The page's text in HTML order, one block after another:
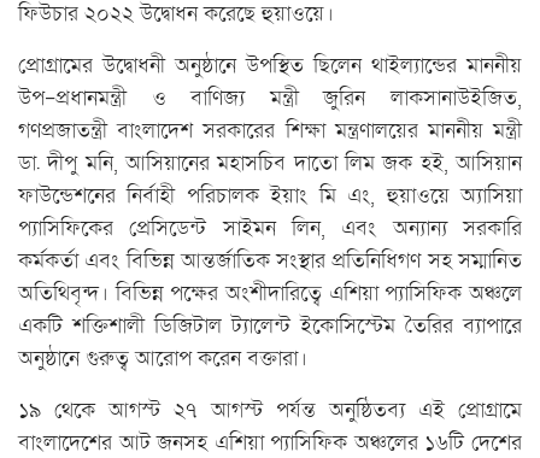
ফিউচার ২০২২ উদ্বোধন করেছে হুয়াওয়ে।
প্রোগ্রামের উদ্বোধনী অনুষ্ঠানে উপস্থিত ছিলেন থাইল্যান্ডের মাননীয়
উপ-প্রধানমন্ত্রী ও বাণিজ্য মন্ত্রী জুরিন লাকসানাউইজিত,
গণপ্রজাতন্ত্রী বাংলাদেশ সরকারের শিক্ষা মন্ত্রণালয়ের মাননীয় মন্ত্রী
ডা. দীপু মনি, আসিয়ানের মহাসচিব দাতো লিম জক হই, আসিয়ান
ফাউন্ডেশনের নির্বাহী পরিচালক ইয়াং মি এং, হুয়াওয়ে অ্যাসিয়া
প্যাসিফিকের প্রেসিডেন্ট সাইমন লিন, এবং অন্যান্য সরকারি
কর্মকর্তা এবং বিভিন্ন আন্তর্জাতিক সংস্থার প্রতিনিধিগণ সহ সম্মানিত
অতিথিবৃন্দ। বিভিন্ন পক্ষের অংশীদারিত্বে এশিয়া প্যাসিফিক অঞ্চলে
একটি শক্তিশালী ডিজিটাল ট্যালেন্ট ইকোসিস্টেম তৈরির ব্যাপারে
অনুষ্ঠানে গুরুত্ব আরোপ করেন বক্তারা।
১৯ থেকে আগস্ট ২৭ আগস্ট পর্যন্ত অনুষ্ঠিতব্য এই প্রোগ্রামে
বাংলাদেশের আট জনসহ এশিয়া প্যাসিফিক অঞ্চলের ১৬টি দেশের